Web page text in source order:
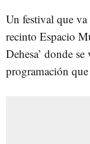
Un festival que
recinto Espacio
Dehesa’ donde
programación